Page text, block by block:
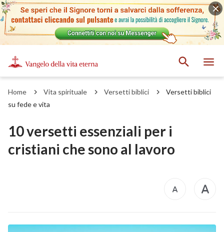
Home Vita spirituale Versetti biblici
Versetti biblici
su fede e vita
10 versetti essenziali per i
cristiani che sono al lavoro